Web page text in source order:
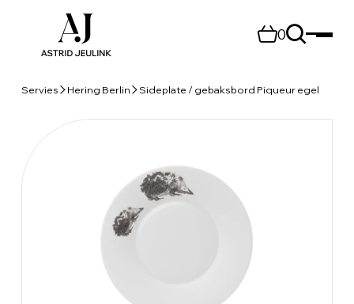
0
Servies Hering Berlin Sideplate / gebaksbord Piqueur egel